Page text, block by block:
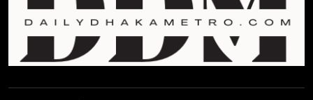
জনগনের অধিকার আদায়ে এসেছিঃ
জামাতের আমির